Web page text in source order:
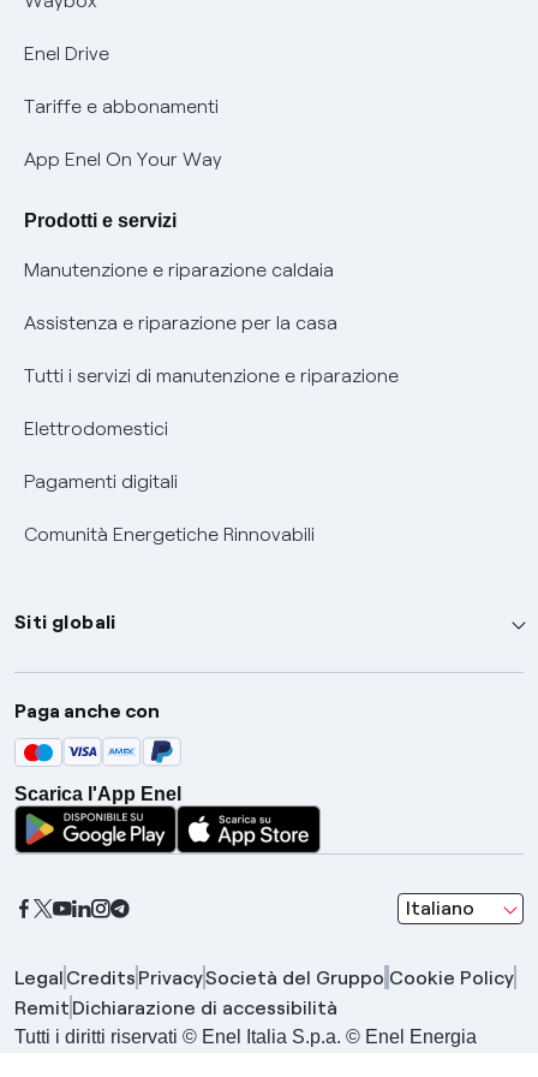
Informativa Privacy AI
Mobilità Elettrica
Phishing e truffe online
Verifica chi ti ha chiamato
Agevolazione utenti con disabilità per offerte Fibra
Informativa RAEE
Enel Drive
Tariffe e abbonamenti
App Enel On Your Way
Prodotti e servizi
Manutenzione e riparazione caldaia
Assistenza e riparazione per la casa
Tutti i servizi di manutenzione e riparazione
Elettrodomestici
Pagamenti digitali
Comunità Energetiche Rinnovabili
Siti globali
Enel Group
Enel Green Power
Global Trading
Global Procurement
Gridspertise
Paga anche con
Scarica l'App Enel
Italiano
seleziona una
Legal Credits PrivacySocietà del Gruppo Cookie Policy
Remit Dichiarazione di accessibilità
Tutti i diritti riservati © Enel Italia S.p.a. © Enel Energia